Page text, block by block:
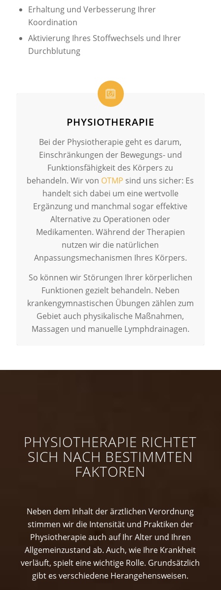
Erhaltung und Verbesserung Ihrer
Koordination
Aktivierung Ihres Stoffwechsels und Ihrer
Durchblutung
PHYSIOTHERAPIE
Bei der Physiotherapie geht es darum,
Einschränkungen der Bewegungs- und
Funktionsfähigkeit des Körpers zu
behandeln. Wir von OTMP sind uns sicher: Es
handelt sich dabei um eine wertvolle
Ergänzung und manchmal sogar effektive
Alternative zu Operationen oder
Medikamenten. Während der Therapien
nutzen wir die natürlichen
Anpassungsmechanismen Ihres Körpers.
So können wir Störungen Ihrer körperlichen
Funktionen gezielt behandeln. Neben
krankengymnastischen Übungen zählen zum
Gebiet auch physikalische Maßnahmen,
Massagen und manuelle Lymphdrainagen.
PHYSIOTHERAPIE RICHTET
SICH NACH BESTIMMTEN
FAKTOREN
Neben dem Inhalt der ärztlichen Verordnung
stimmen wir die Intensität und Praktiken der
Physiotherapie auch auf Ihr Alter und Ihren
Allgemeinzustand ab. Auch, wie Ihre Krankheit
verläuft, spielt eine wichtige Rolle. Grundsätzlich
gibt es verschiedene Herangehensweisen.